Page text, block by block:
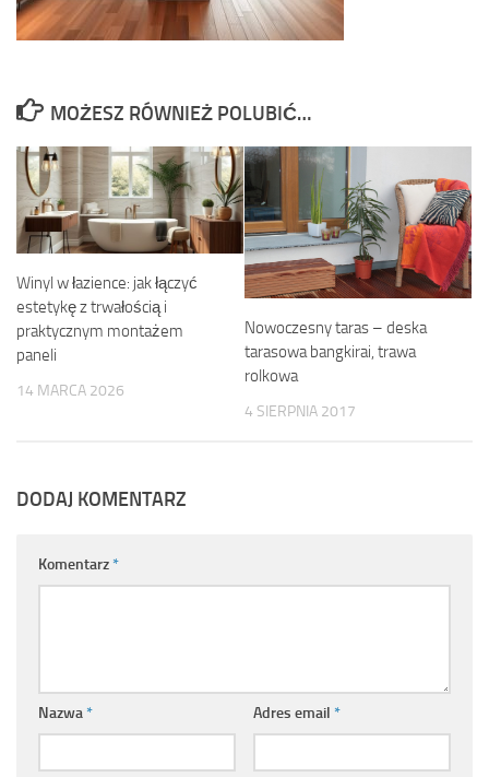
MOŻESZ RÓWNIEŻ POLUBIĆ…
Winyl w łazience: jak łączyć
estetykę z trwałością i
praktycznym montażem
paneli
14 MARCA 2026
Nowoczesny taras – deska
tarasowa bangkirai, trawa
rolkowa
4 SIERPNIA 2017
DODAJ KOMENTARZ
Komentarz*
Nazwa* Adres email *